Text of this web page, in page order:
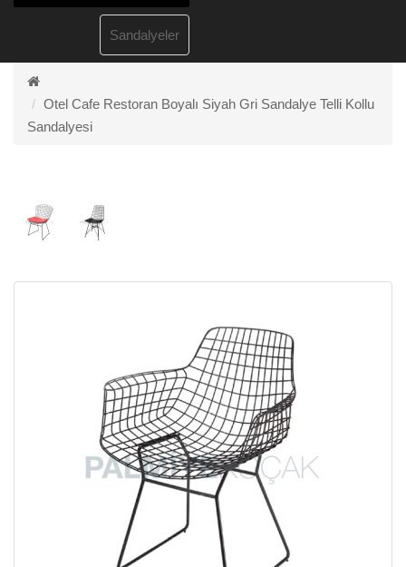
Sandalyeler
Otel Cafe Restoran Boyalı Siyah Gri Sandalye Telli Kollu
Sandalyesi